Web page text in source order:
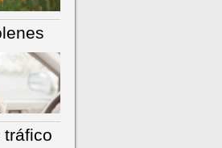
tráfico